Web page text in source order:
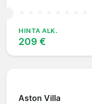
HINTA ALK.
209 €
Aston Villa